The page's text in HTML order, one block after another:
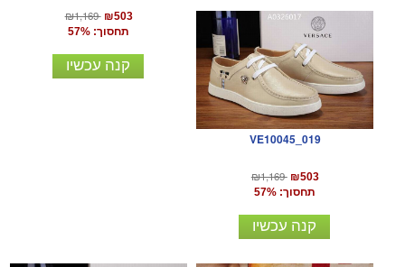
₪1,169 ₪503
תחסוך: 57%
קנה עכשיו
VE10045_019
₪1,169 ₪503
תחסוך: 57%
קנה עכשיו